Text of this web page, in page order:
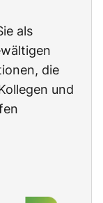
als
die
und